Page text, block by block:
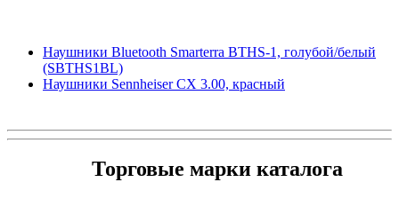
Наушники Bluetooth Smarterra BTHS-1, голубой/белый
(SBTHS1BL)
Наушники Sennheiser CX 3.00, красный
Торговые марки каталога